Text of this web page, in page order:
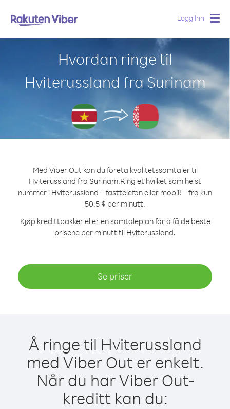
Logg Inn
Hvordan ringe til
Hviterussland fra Surinam
Med Viber Out kan du foreta kvalitetssamtaler til
Hviterussland fra Surinam.Ring et hvilket som helst
nummer i Hviterussland – fasttelefon eller mobil! – fra kun
50.5 ¢ per minutt.
Kjøp kredittpakker eller en samtaleplan for å få de beste
prisene per minutt til Hviterussland.
Se priser
Å ringe til Hviterussland
med Viber Out er enkelt.
Når du har Viber Out-
kreditt kan du: